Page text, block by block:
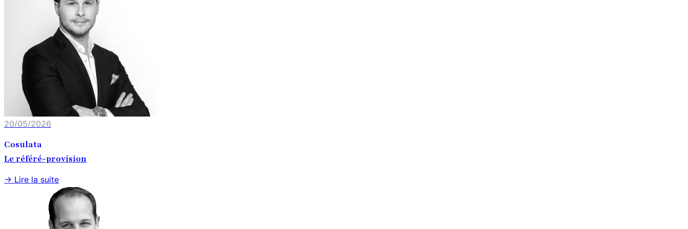
20/05/2026
Cosulata
Le référé-provision
→ Lire la suite